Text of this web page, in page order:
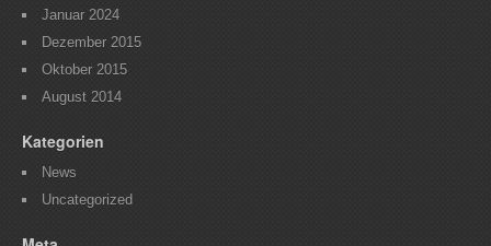
Januar 2024
Dezember 2015
Oktober 2015
August 2014
Kategorien
News
Uncategorized